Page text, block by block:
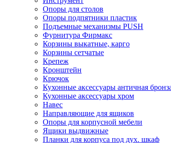
Опоры для столов
Опоры подпятники пластик
Подъемные механизмы PUSH
Фурнитура Фирмакс
Корзины выкатные, карго
Корзины сетчатые
Крепеж
Кронштейн
Крючок
Кухонные аксессуары античная
Кухонные аксессуары хром
Навес
Направляющие для ящиков
Опоры для корпусной мебели
Ящики выдвижные
Планки для корпуса под дух. шкаф